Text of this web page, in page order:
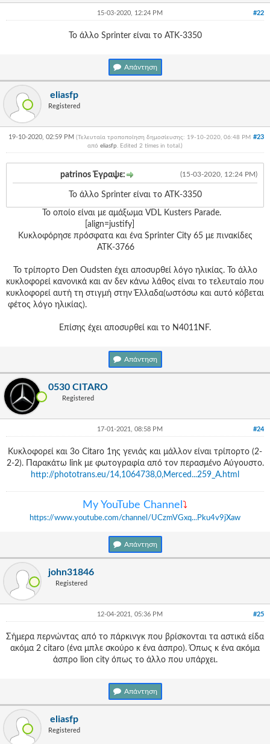
Εγγραφή #22
15-03-2020, 12:24 PM
Το άλλο Sprinter είναι το ΑΤΚ-3350
Απάντηση
eliasfp
Registered
#23
19-10-2020, 02:59 PM (Τελευταία τροποποίηση δημοσίευσης: 19-10-2020, 06:48 PM
από eliasfp . Edited 2 times in total.)
(15-03-2020, 12:24 PM)
patrinos Έγραψε:
Το άλλο Sprinter είναι το ΑΤΚ-3350
Το οποίο είναι με αμάξωμα VDL Kusters Parade.
[align=justify]
Κυκλοφόρησε πρόσφατα και ένα Sprinter City 65 με πινακίδες
ΑΤΚ-3766
Το τρίπορτο Den Oudsten έχει αποσυρθεί λόγο ηλικίας. Το άλλο
κυκλοφορεί κανονικά και αν δεν κάνω λάθος είναι το τελευταίο που
κυκλοφορεί αυτή τη στιγμή στην Έλλαδα(ωστόσω και αυτό κόβεται
φέτος λόγο ηλικίας).
Επίσης έχει αποσυρθεί και το N4011NF.
Απάντηση
0530 CITARO
Registered
#24
17-01-2021, 08:58 PM
Κυκλοφορεί και 3ο Citaro 1ης γενιάς και μάλλον είναι τρίπορτο (2-
2-2). Παρακάτω link με φωτογραφία από τον περασμένο Αύγουστο.
http://phototrans.eu/14,1064738,0,Merced...259_A.html
Μy YouTube Channel ⤵
https://www.youtube.com/channel/UCzmVGxq...Pku4v9jXaw
Απάντηση
john31846
Registered
#25
12-04-2021, 05:36 PM
Σήμερα περνώντας από το πάρκινγκ που βρίσκονται τα αστικά είδα
ακόμα 2 citaro (ένα μπλε σκούρο κ ένα άσπρο). Όπως κ ένα ακόμα
άσπρο lion city όπως το άλλο που υπάρχει.
Απάντηση
eliasfp
Registered